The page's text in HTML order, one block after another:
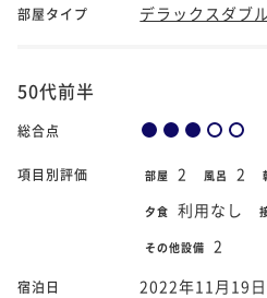
部屋タイプ デラックスダブ
50代前半
総合点
項目別評価 部屋 2 風呂 2
夕食 利用なし
その他設備 2
宿泊日 2022年11月19日